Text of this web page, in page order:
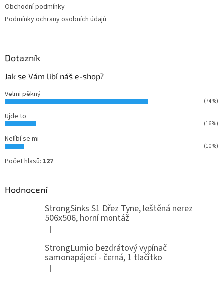
Obchodní podmínky
Podmínky ochrany osobních údajů
Dotazník
Jak se Vám líbí náš e-shop?
Velmi pěkný
(74%)
Ujde to
(16%)
Nelíbí se mi
(10%)
Počet hlasů: 127
Hodnocení
StrongSinks S1 Dřez Tyne, leštěná nerez
506x506, horní montáž
Hodnocení produktu je 5 z 5 hvězdiček.
|
StrongLumio bezdrátový vypínač
samonapájecí - černá, 1 tlačítko
Hodnocení produktu je 4 z 5 hvězdiček.
|